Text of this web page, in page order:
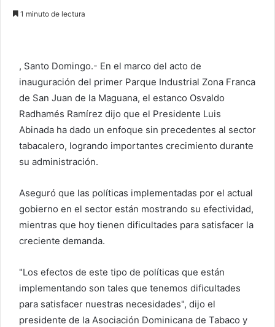
u
n
c
o
r
l
e
c
r
ó
n
i
1 minuto de lectura
, Santo Domingo.- En el marco del acto de
inauguración del primer Parque Industrial Zona Franca
de San Juan de la Maguana, el estanco Osvaldo
Radhamés Ramírez dijo que el Presidente Luis
Abinada ha dado un enfoque sin precedentes al sector
tabacalero, logrando importantes crecimiento durante
su administración.
Aseguró que las políticas implementadas por el actual
gobierno en el sector están mostrando su efectividad,
mientras que hoy tienen dificultades para satisfacer la
creciente demanda.
"Los efectos de este tipo de políticas que están
implementando son tales que tenemos dificultades
para satisfacer nuestras necesidades", dijo el
presidente de la Asociación Dominicana de Tabaco y